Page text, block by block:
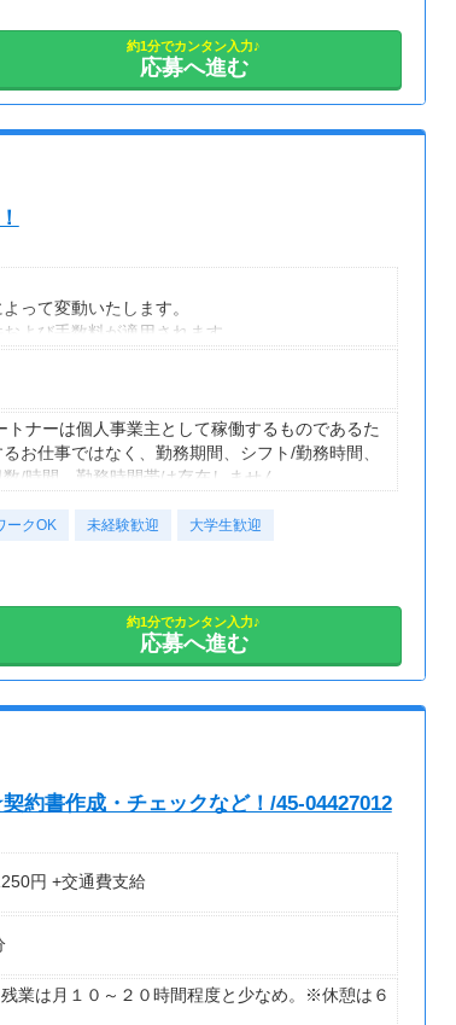
約1分でカンタン入力♪
応募へ進む
って変動いたします。
よび手数料が適用されます
ナーは個人事業主として稼働するものであるた
お仕事ではなく、勤務期間、シフト/勤務時間、
/時間、勤務時間帯は存在しません。
ークOK 未経験歓迎 大学生歓迎
約1分でカンタン入力♪
応募へ進む
約書作成・チェックなど！/45-04427012
円 +交通費支給
業は月１０～２０時間程度と少なめ。※休憩は６